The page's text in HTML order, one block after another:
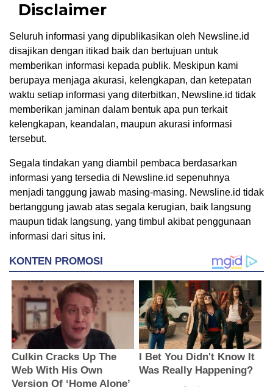
Disclaimer
Seluruh informasi yang dipublikasikan oleh Newsline.id
disajikan dengan itikad baik dan bertujuan untuk
memberikan informasi kepada publik. Meskipun kami
berupaya menjaga akurasi, kelengkapan, dan ketepatan
waktu setiap informasi yang diterbitkan, Newsline.id tidak
memberikan jaminan dalam bentuk apa pun terkait
kelengkapan, keandalan, maupun akurasi informasi
tersebut.
Segala tindakan yang diambil pembaca berdasarkan
informasi yang tersedia di Newsline.id sepenuhnya
menjadi tanggung jawab masing-masing. Newsline.id tidak
bertanggung jawab atas segala kerugian, baik langsung
maupun tidak langsung, yang timbul akibat penggunaan
informasi dari situs ini.